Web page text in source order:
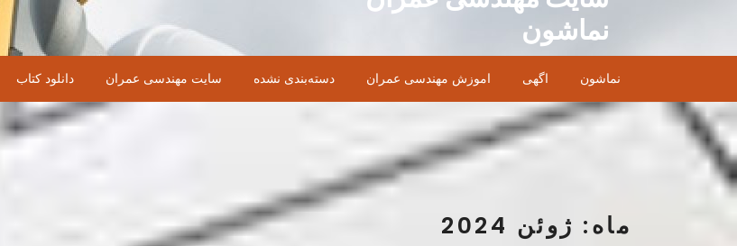
content
نماشون
نماشون اگهی اموزش مهندسی عمران دسته‌بندی نشده سایت مهندسی عمران دانلود کتاب
ماه: ژوئن 2024